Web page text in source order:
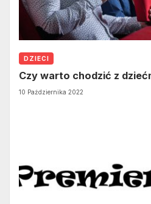
DZIECI
Czy warto chodzić z
10 Października 2022